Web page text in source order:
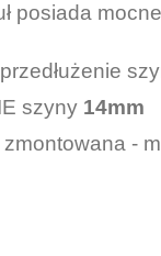
posiada
szyny 14mm
-